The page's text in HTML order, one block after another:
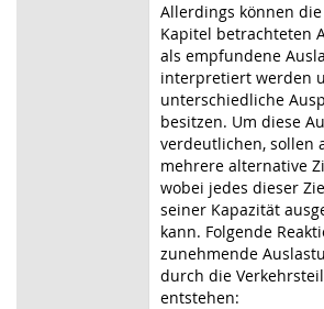
Allerdings können
Kapitel betrachteten
als empfundene
interpretiert werden
unterschiedliche
besitzen. Um diese
verdeutlichen, sollen
mehrere alternative
wobei jedes dieser
seiner Kapazität
kann. Folgende
zunehmende
durch die
entstehen: